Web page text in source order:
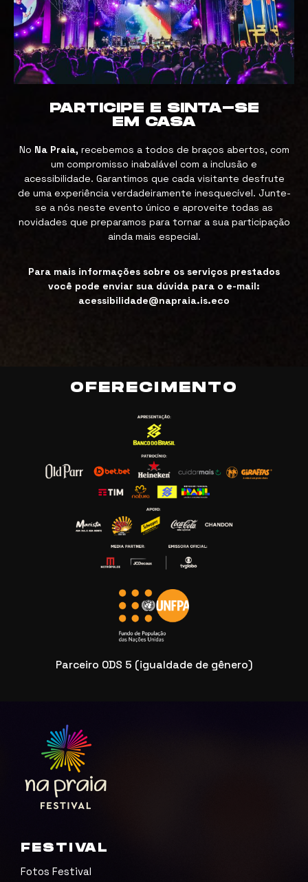
PARTICIPE E SINTA-SE
EM CASA
No Na Praia, recebemos a todos de braços abertos, com
um compromisso inabalável com a inclusão e
acessibilidade. Garantimos que cada visitante desfrute
de uma experiência verdadeiramente inesquecível. Junte-
se a nós neste evento único e aproveite todas as
novidades que preparamos para tornar a sua participação
ainda mais especial.
Para mais informações sobre os serviços prestados
você pode enviar sua dúvida para o e-mail:
acessibilidade@napraia.is.eco
OFERECIMENTO
Parceiro ODS 5 (igualdade de gênero)
FESTIVAL
Fotos Festival